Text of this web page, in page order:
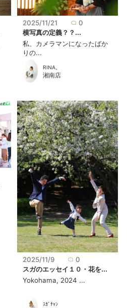
2025/11/21
0
横写真の定義？？...
私、カメラマンになったばか
りの...
RINA。
湘南店
2025/11/9
0
スガのエッセイ１０・花を...
Yokohama, 2024 ...
ｽｶﾞﾁｬﾝ